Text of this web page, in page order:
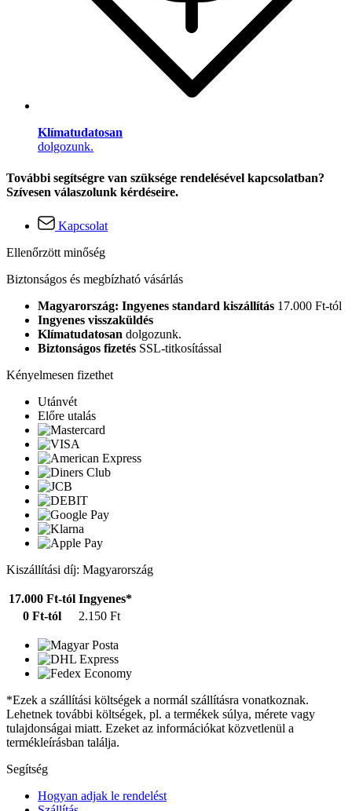
Klímatudatosan
dolgozunk.
További segítségre van szüksége rendelésével kapcsolatban?
Szívesen válaszolunk kérdéseire.
Kapcsolat
Ellenőrzött minőség
Biztonságos és megbízható vásárlás
Magyarország: Ingyenes standard kiszállítás 17.000 Ft-tól
Ingyenes visszaküldés
Klímatudatosan dolgozunk.
Biztonságos fizetés SSL-titkosítással
Kényelmesen fizethet
Utánvét
Előre utalás
Kiszállítási díj: Magyarország
17.000 Ft-tól Ingyenes*
0 Ft-tól
2.150 Ft
*Ezek a szállítási költségek a normál szállításra vonatkoznak.
Lehetnek további költségek, pl. a termékek súlya, mérete vagy
tulajdonságai miatt. Ezeket az információkat közvetlenül a
termékleírásban találja.
Segítség
Hogyan adjak le rendelést